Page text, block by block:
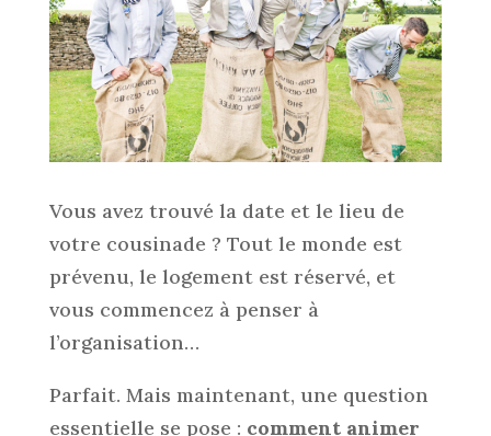
Vous avez trouvé la date et le lieu de
votre cousinade ? Tout le monde est
prévenu, le logement est réservé, et
vous commencez à penser à
l’organisation…
Parfait. Mais maintenant, une question
essentielle se pose : comment animer